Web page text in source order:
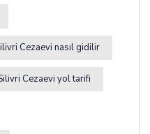
Cezaevi nasıl gidilir
Cezaevi yol tarifi